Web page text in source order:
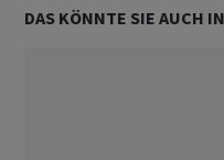
DAS KÖNNTE SIE AUCH